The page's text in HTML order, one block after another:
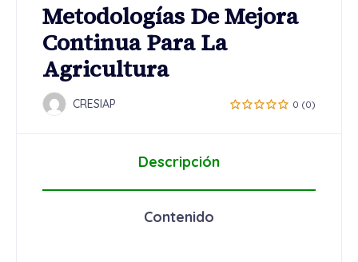
Metodologías De Mejora
Continua Para La
Agricultura
CRESIAP 0 (0)
Descripción
Contenido